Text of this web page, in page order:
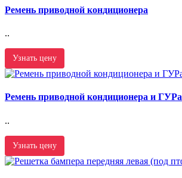
Ремень приводной кондиционера
..
Узнать цену
Ремень приводной кондиционера и ГУРа
..
Узнать цену